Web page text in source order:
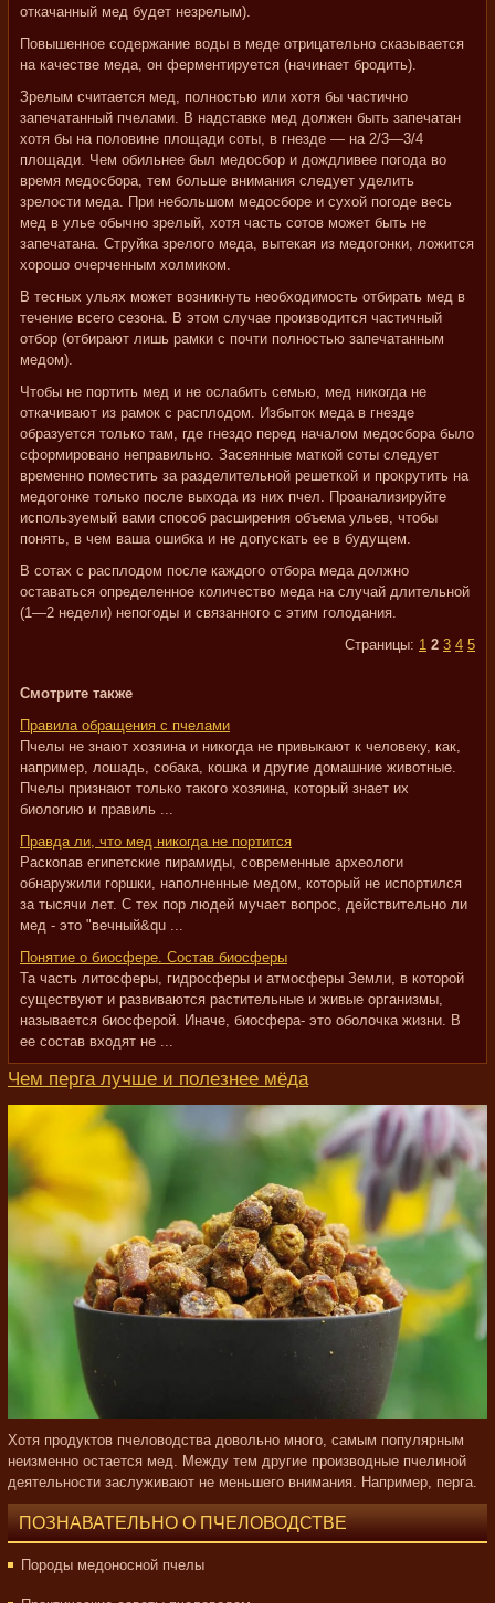
откачанный мед будет незрелым).
Повышенное содержание воды в меде отрицательно сказывается
на качестве меда, он ферментируется (начинает бродить).
Зрелым считается мед, полностью или хотя бы частично
запечатанный пчелами. В надставке мед должен быть запечатан
хотя бы на половине площади соты, в гнезде — на 2/3—3/4
площади. Чем обильнее был медосбор и дождливее погода во
время медосбора, тем больше внимания следует уделить
зрелости меда. При небольшом медосборе и сухой погоде весь
мед в улье обычно зрелый, хотя часть сотов может быть не
запечатана. Струйка зрелого меда, вытекая из медогонки, ложится
хорошо очерченным холмиком.
В тесных ульях может возникнуть необходимость отбирать мед в
течение всего сезона. В этом случае производится частичный
отбор (отбирают лишь рамки с почти полностью запечатанным
медом).
Чтобы не портить мед и не ослабить семью, мед никогда не
откачивают из рамок с расплодом. Избыток меда в гнезде
образуется только там, где гнездо перед началом медосбора было
сформировано неправильно. Засеянные маткой соты следует
временно поместить за разделительной решеткой и прокрутить на
медогонке только после выхода из них пчел. Проанализируйте
используемый вами способ расширения объема ульев, чтобы
понять, в чем ваша ошибка и не допускать ее в будущем.
В сотах с расплодом после каждого отбора меда должно
оставаться определенное количество меда на случай длительной
(1—2 недели) непогоды и связанного с этим голодания.
Страницы: 1 2 3 4 5
Смотрите также
Правила обращения с пчелами
Пчелы не знают хозяина и никогда не привыкают к человеку, как,
например, лошадь, собака, кошка и другие домашние животные.
Пчелы признают только такого хозяина, который знает их
биологию и правиль ...
Правда ли, что мед никогда не портится
Раскопав египетские пирамиды, современные археологи
обнаружили горшки, наполненные медом, который не испортился
за тысячи лет. С тех пор людей мучает вопрос, действительно ли
мед - это "вечный&qu ...
Понятие о биосфере. Состав биосферы
Та часть литосферы, гидросферы и атмосферы Земли, в которой
существуют и развиваются растительные и живые организмы,
называется биосферой. Иначе, биосфера- это оболочка жизни. В
ее состав входят не ...
Чем перга лучше и полезнее мёда
Хотя продуктов пчеловодства довольно много, самым популярным
неизменно остается мед. Между тем другие производные пчелиной
деятельности заслуживают не меньшего внимания. Например, перга.
ПОЗНАВАТЕЛЬНО О ПЧЕЛОВОДСТВЕ
Породы медоносной пчелы